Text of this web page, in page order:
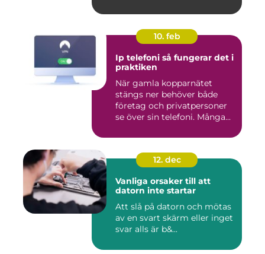
10. feb
Ip telefoni så fungerar det i
praktiken
När gamla kopparnätet
stängs ner behöver både
företag och privatpersoner
se över sin telefoni. Många...
12. dec
Vanliga orsaker till att
datorn inte startar
Att slå på datorn och mötas
av en svart skärm eller inget
svar alls är b&...